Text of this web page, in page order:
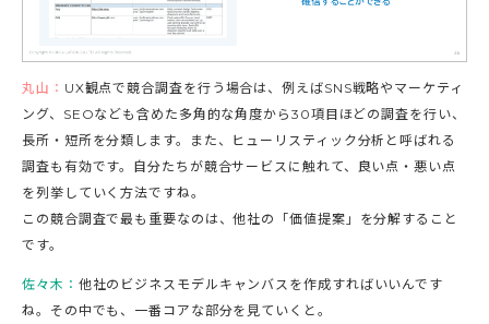
丸山： UX観点で競合調査を行う場合は、例えばSNS戦略やマーケティ
ング、SEOなども含めた多角的な角度から30項目ほどの調査を行い、
長所・短所を分類します。また、ヒューリスティック分析と呼ばれる
調査も有効です。自分たちが競合サービスに触れて、良い点・悪い点
を列挙していく方法ですね。
この競合調査で最も重要なのは、他社の「価値提案」を分解すること
です。
佐々木： 他社のビジネスモデルキャンバスを作成すればいいんです
ね。その中でも、一番コアな部分を見ていくと。